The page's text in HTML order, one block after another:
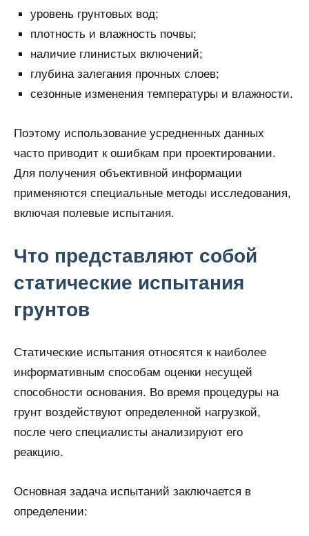
уровень грунтовых вод;
плотность и влажность почвы;
наличие глинистых включений;
глубина залегания прочных слоев;
сезонные изменения температуры и влажности.
Поэтому использование усредненных данных
часто приводит к ошибкам при проектировании.
Для получения объективной информации
применяются специальные методы исследования,
включая полевые испытания.
Что представляют собой
статические испытания
грунтов
Статические испытания относятся к наиболее
информативным способам оценки несущей
способности основания. Во время процедуры на
грунт воздействуют определенной нагрузкой,
после чего специалисты анализируют его
реакцию.
Основная задача испытаний заключается в
определении: